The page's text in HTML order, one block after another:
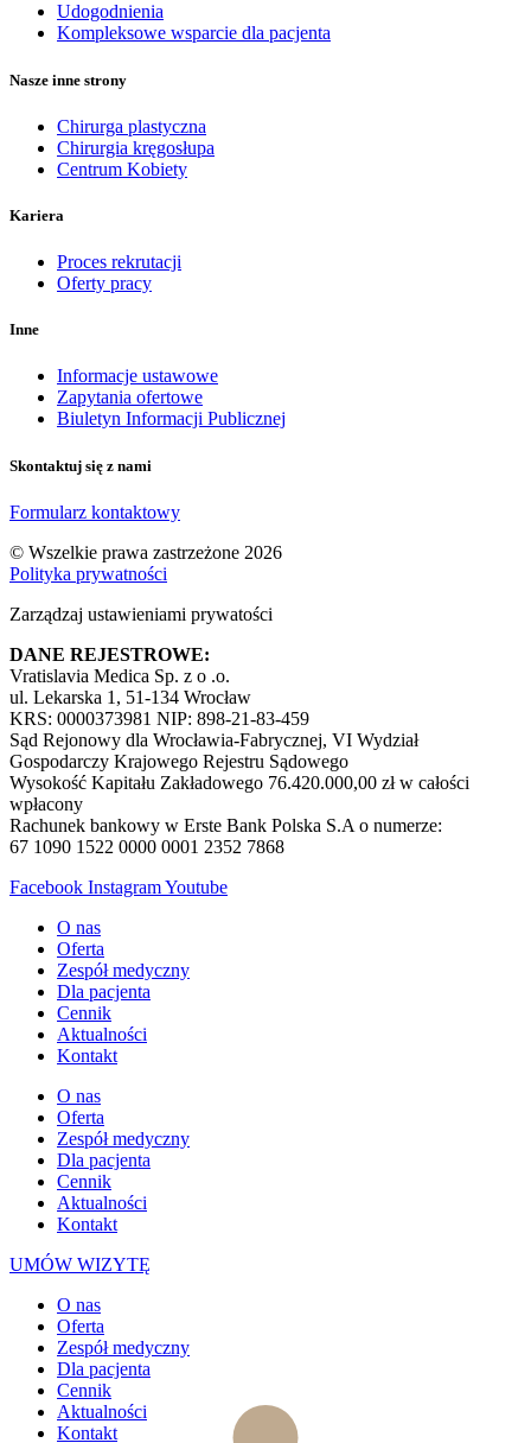
Udogodnienia
Kompleksowe wsparcie dla pacjenta
Nasze inne strony
Chirurga plastyczna
Chirurgia kręgosłupa
Centrum Kobiety
Kariera
Proces rekrutacji
Oferty pracy
Inne
Informacje ustawowe
Zapytania ofertowe
Biuletyn Informacji Publicznej
Skontaktuj się z nami
Formularz kontaktowy
© Wszelkie prawa zastrzeżone 2026
Polityka prywatności
Zarządzaj ustawieniami prywatości
DANE REJESTROWE:
Vratislavia Medica Sp. z o .o.
ul. Lekarska 1, 51-134 Wrocław
KRS: 0000373981 NIP: 898-21-83-459
Sąd Rejonowy dla Wrocławia-Fabrycznej, VI Wydział
Gospodarczy Krajowego Rejestru Sądowego
Wysokość Kapitału Zakładowego 76.420.000,00 zł w całości
wpłacony
Rachunek bankowy w Erste Bank Polska S.A o numerze:
67 1090 1522 0000 0001 2352 7868
Facebook InstagramYoutube
O nas
Oferta
Zespół medyczny
Dla pacjenta
Cennik
Aktualności
Kontakt
O nas
Oferta
Zespół medyczny
Dla pacjenta
Cennik
Aktualności
Kontakt
UMÓW WIZYTĘ
O nas
Oferta
Zespół medyczny
Dla pacjenta
Cennik
Aktualności
Kontakt